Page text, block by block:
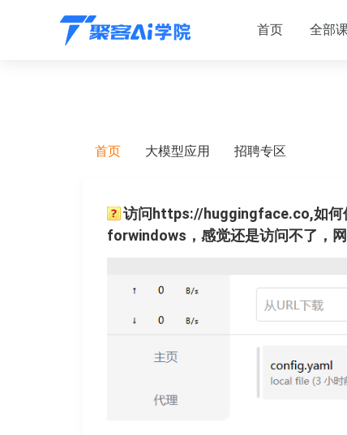
首页 全部
首页 大模型应用 招聘专区
访问https://huggingface.co,如何
forwindows，感觉还是访问不了，